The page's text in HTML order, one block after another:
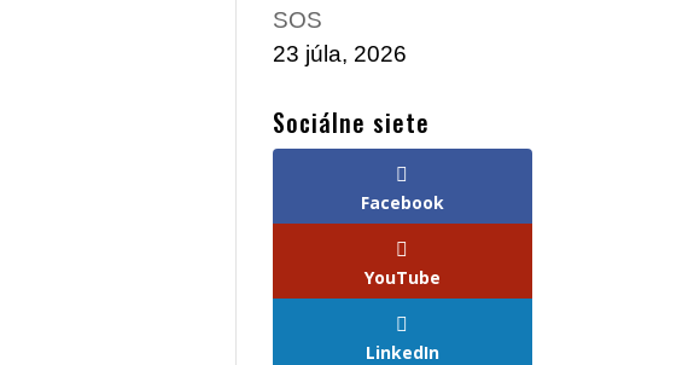
SOS
23 júla, 2026
Sociálne siete
Facebook
YouTube
LinkedIn